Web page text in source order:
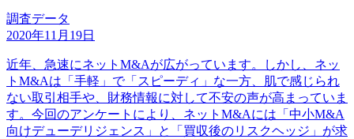
調査データ
2020年11月19日
近年、急速にネットM&Aが広がっています。しかし、ネッ
トM&Aは「手軽」で「スピーディ」な一方、肌で感じられ
ない取引相手や、財務情報に対して不安の声が高まっていま
す。今回のアンケートにより、ネットM&Aには「中小M&A
向けデューデリジェンス」と「買収後のリスクヘッジ」が求